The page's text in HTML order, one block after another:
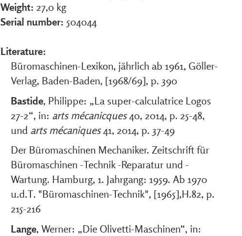
Weight: 27,0 kg
Serial number: 504044
Literature:
Büromaschinen-Lexikon, jährlich ab 1961, Göller-
Verlag, Baden-Baden, [1968/69], p. 390
Bastide, Philippe: „La super-calculatrice Logos
27-2“, in: arts mécanicques40, 2014, p. 25-48,
und arts mécaniques41, 2014, p. 37-49
Der Büromaschinen Mechaniker. Zeitschrift für
Büromaschinen -Technik -Reparatur und -
Wartung. Hamburg, 1. Jahrgang: 1959. Ab 1970
u.d.T. "Büromaschinen-Technik", [1965],H.82, p.
215-216
Lange, Werner: „Die Olivetti-Maschinen“, in: